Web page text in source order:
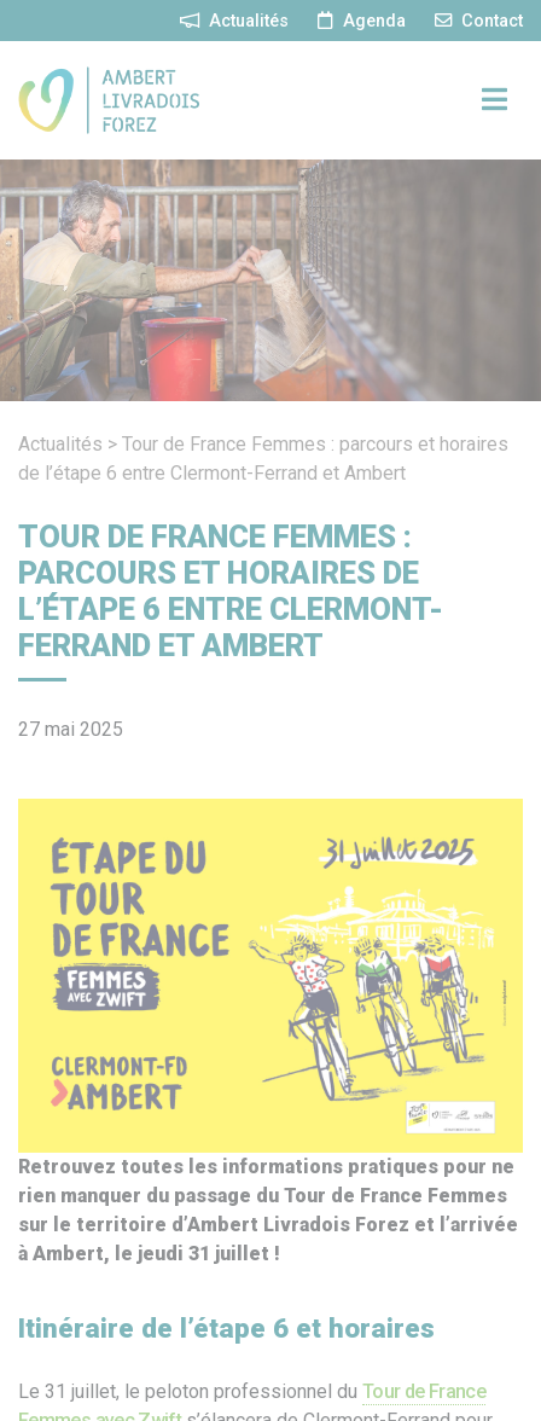
Actualités Agenda Contact
Actualités > Tour de France Femmes : parcours et horaires
de l’étape 6 entre Clermont-Ferrand et Ambert
TOUR DE FRANCE FEMMES :
PARCOURS ET HORAIRES DE
L’ÉTAPE 6 ENTRE CLERMONT-
FERRAND ET AMBERT
27 mai 2025
Retrouvez toutes les informations pratiques pour ne
rien manquer du passage du Tour de France Femmes
sur le territoire d’Ambert Livradois Forez et l’arrivée
à Ambert, le jeudi 31 juillet !
Itinéraire de l’étape 6 et horaires
Le 31 juillet, le peloton professionnel du Tour de France
Panneau de gestion des cookies